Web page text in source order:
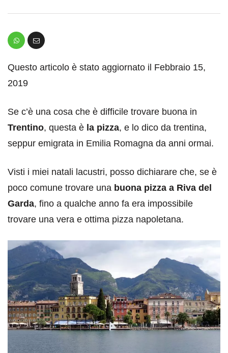
Questo articolo è stato aggiornato il Febbraio 15,
2019
Se c’è una cosa che è difficile trovare buona in
Trentino, questa è la pizza, e lo dico da trentina,
seppur emigrata in Emilia Romagna da anni ormai.
Visti i miei natali lacustri, posso dichiarare che, se è
poco comune trovare una buona pizza a Riva del
Garda, fino a qualche anno fa era impossibile
trovare una vera e ottima pizza napoletana.